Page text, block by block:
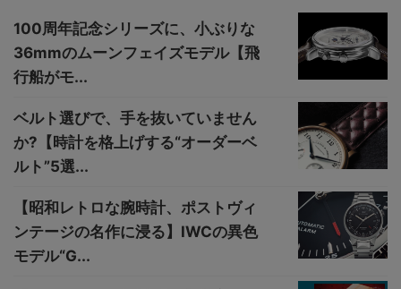
100周年記念シリーズに、小ぶりな
36mmのムーンフェイズモデル【飛
行船がモ...
ベルト選びで、手を抜いていません
か?【時計を格上げする“オーダーベ
ルト”5選...
【昭和レトロな腕時計、ポストヴィ
ンテージの名作に浸る】IWCの異色
モデル“G...